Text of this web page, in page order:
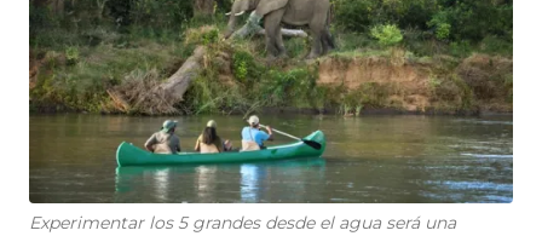
Experimentar los 5 grandes desde el agua será una